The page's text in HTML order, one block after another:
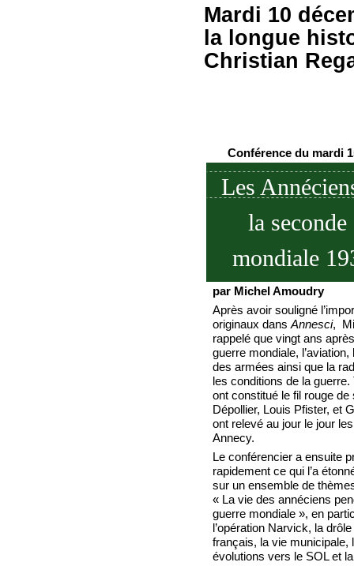
Mardi 10
la longue
Christian
Conférence du mardi
Les
la seconde
mondiale
par Michel Amoudry
Après avoir souligné
originaux dans Annesci,
rappelé que vingt ans
guerre mondiale,
des armées ainsi que la
les conditions de la
ont constitué le fil rouge
Dépollier, Louis Pfister, et
ont relevé au jour le jour
Annecy.
Le conférencier a ensuite
rapidement ce qui l’a
sur un ensemble de
« La vie des annéciens
guerre mondiale », en
l’opération Narvick, la
français, la vie municipale,
évolutions vers le SOL et